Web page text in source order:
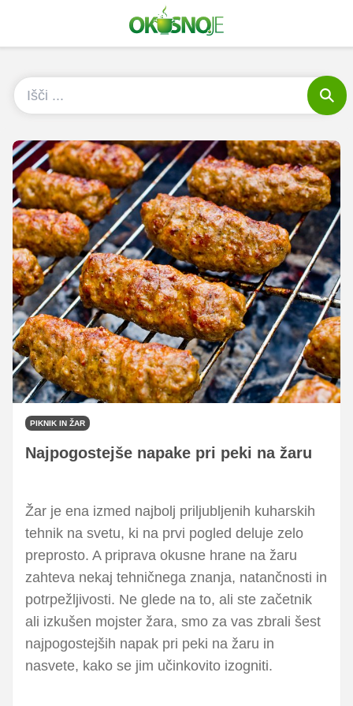
PIKNIK IN ŽAR
Najpogostejše napake pri peki na žaru
Žar je ena izmed najbolj priljubljenih kuharskih
tehnik na svetu, ki na prvi pogled deluje zelo
preprosto. A priprava okusne hrane na žaru
zahteva nekaj tehničnega znanja, natančnosti in
potrpežljivosti. Ne glede na to, ali ste začetnik
ali izkušen mojster žara, smo za vas zbrali šest
najpogostejših napak pri peki na žaru in
nasvete, kako se jim učinkovito izogniti.